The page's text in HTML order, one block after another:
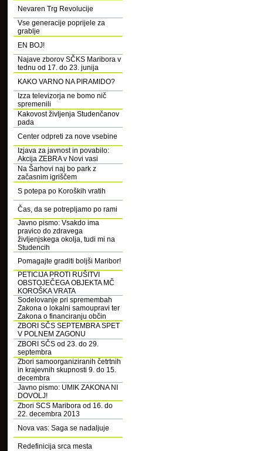
Nevaren Trg Revolucije
Vse generacije poprijele za
grablje
EN BOJ!
Najave zborov SČKS Maribora v
tednu od 17. do 23. junija
KAKO VARNO NA PIRAMIDO?
Izza televizorja ne bomo nič
spremenili
Kakovost življenja Studenčanov
pada
Center odpreti za nove vsebine
Izjava za javnost in povabilo:
Akcija ZEBRA v Novi vasi
Na Šarhovi naj bo park z
začasnim igriščem
S potepa po Koroških vratih
Čas, da se potrepljamo po rami
Javno pismo: Vsakdo ima
pravico do zdravega
življenjskega okolja, tudi mi na
Studencih
Pomagajte graditi boljši Maribor!
PETICIJA PROTI RUŠITVI
OBSTOJEČEGA OBJEKTA MČ
KOROŠKA VRATA
Sodelovanje pri spremembah
Zakona o lokalni samoupravi ter
Zakona o financiranju občin
ZBORI SČS SEPTEMBRA SPET
V POLNEM ZAGONU
ZBORI SČS od 23. do 29.
septembra
Zbori samoorganiziranih četrtnih
in krajevnih skupnosti 9. do 15.
decembra
Javno pismo: UMIK ZAKONA NI
DOVOLJ!
Zbori SCS Maribora od 16. do
22. decembra 2013
Nova vas: Saga se nadaljuje
Redefinicija srca mesta